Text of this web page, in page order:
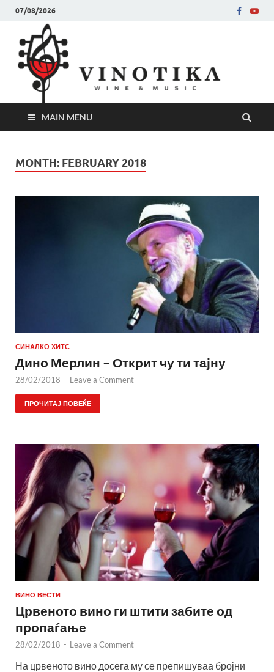
07/08/2026
MAIN MENU
MONTH: FEBRUARY 2018
СИНАЛКО ХИТС
Дино Мерлин – Открит чу ти тајну
28/02/2018 - Leave a Comment
ПРОЧИТАЈ ПОВЕЌЕ
ВИНО ВЕСТИ
Црвеното вино ги штити забите од
пропаѓање
28/02/2018 - Leave a Comment
На црвеното вино досега му се препишуваа бројни